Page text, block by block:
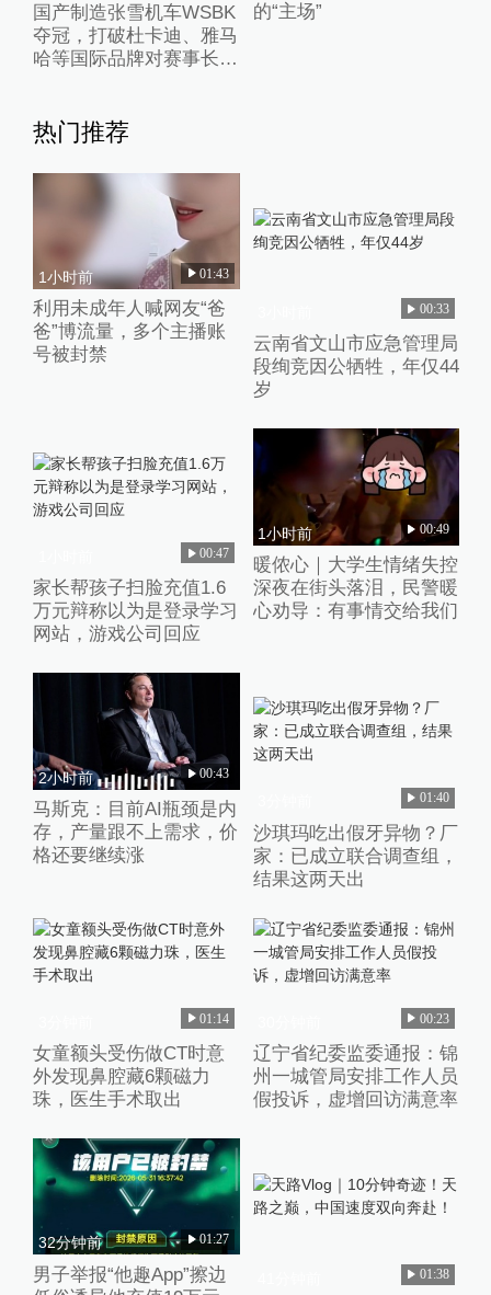
国产制造张雪机车WSBK
夺冠，打破杜卡迪、雅马
哈等国际品牌对赛事长期
的“主场”
热门推荐
1小时前 01:43
利用未成年人喊网友“爸
爸”博流量，多个主播账
号被封禁
00:33
云南省文山市应急管理局
段绚竞因公牺牲，年仅44
岁
00:47
家长帮孩子扫脸充值1.6
万元辩称以为是登录学习
网站，游戏公司回应
1小时前 00:49
暖侬心｜大学生情绪失控
深夜在街头落泪，民警暖
心劝导：有事情交给我们
2小时前 00:43
马斯克：目前AI瓶颈是内
存，产量跟不上需求，价
格还要继续涨
01:40
沙琪玛吃出假牙异物？厂
家：已成立联合调查组，
结果这两天出
01:14
女童额头受伤做CT时意
外发现鼻腔藏6颗磁力
珠，医生手术取出
00:23
辽宁省纪委监委通报：锦
州一城管局安排工作人员
假投诉，虚增回访满意率
32分钟前 01:27
男子举报“他趣App”擦边
01:38